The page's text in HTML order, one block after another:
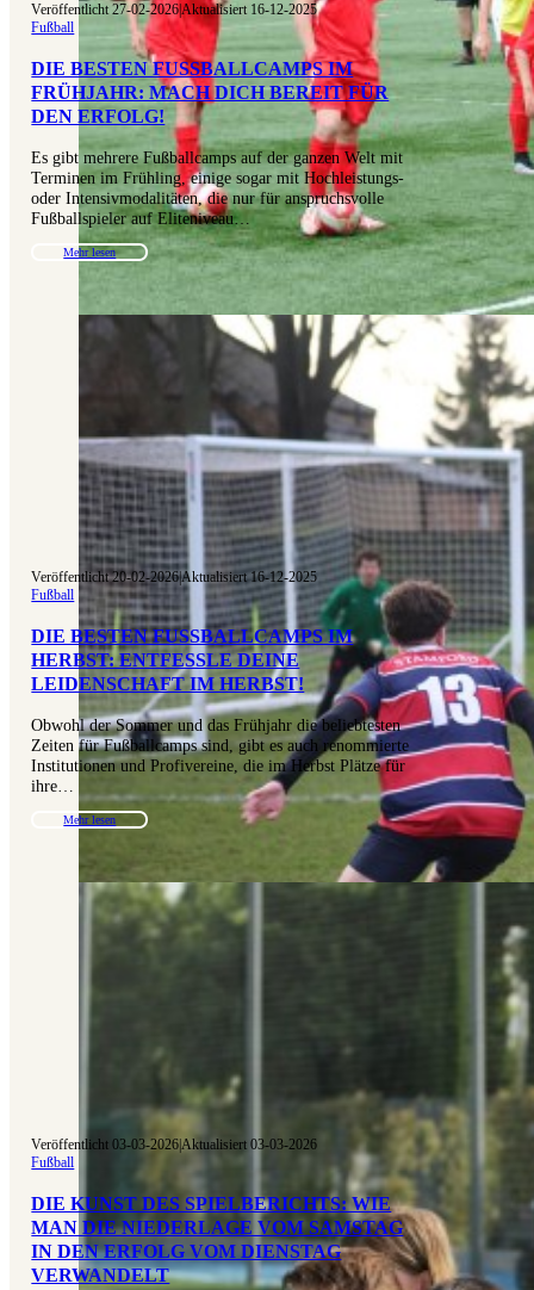
Veröffentlicht 27-02-2026|Aktualisiert 16-12-2025
Fußball
DIE BESTEN FUSSBALLCAMPS IM F
RÜHJAHR: MACH DICH BEREIT FÜR D
EN ERFOLG!
Es gibt mehrere Fußballcamps auf der ganzen Welt mit
Terminen im Frühling, einige sogar mit Hochleistungs-
oder Intensivmodalitäten, die nur für anspruchsvolle
Fußballspieler auf Eliteniveau…
Mehr lesen
Veröffentlicht 20-02-2026|Aktualisiert 16-12-2025
Fußball
DIE BESTEN FUSSBALLCAMPS IM H
ERBST: ENTFESSLE DEINE L
EIDENSCHAFT IM HERBST!
Obwohl der Sommer und das Frühjahr die beliebtesten
Zeiten für Fußballcamps sind, gibt es auch renommierte
Institutionen und Profivereine, die im Herbst Plätze für
ihre…
Mehr lesen
Veröffentlicht 03-03-2026|Aktualisiert 03-03-2026
Fußball
DIE KUNST DES SPIELBERICHTS: WIE
MAN DIE NIEDERLAGE VOM SAMSTAG
IN DEN ERFOLG VOM DIENSTAG
VERWANDELT